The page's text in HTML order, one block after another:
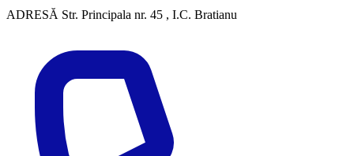
ADRESĂ Str. Principala nr. 45 , I.C. Bratianu